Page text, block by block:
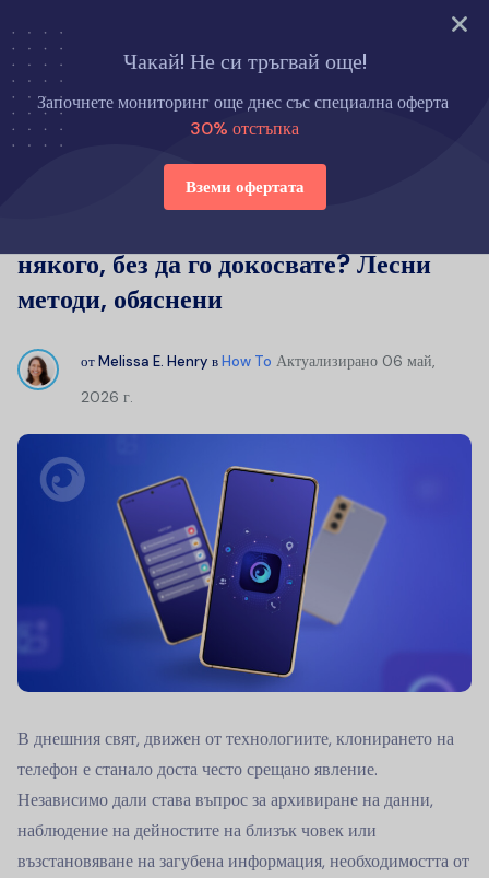
Опитайте сега
Чакай! Не си тръгвай още!
Започнете мониторинг още днес със специална оферта
30% отстъпка
Вземи офертата
Начало
Как да
Как да клонирате телефона на някого, без да го докосвате? Лесни
методи, обяснени
някого, без да го докосвате? Лесни
методи, обяснени
отMelissa E. Henry вHow To Актуализирано 06 май,
2026 г.
В днешния свят, движен от технологиите, клонирането на
телефон е станало доста често срещано явление.
Независимо дали става въпрос за архивиране на данни,
наблюдение на дейностите на близък човек или
възстановяване на загубена информация, необходимостта от